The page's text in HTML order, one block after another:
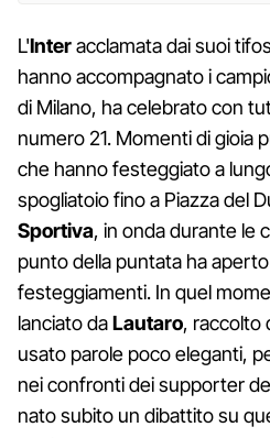
L'Interacclamata dai suoi
hanno accompagnato i
di Milano, ha celebrato con
numero 21. Momenti di gioia
che hanno festeggiato a
spogliatoio fino a Piazza del
Sportiva, in onda durante le
punto della puntata ha
festeggiamenti. In quel
lanciato daLautaro, raccolto
usato parole poco eleganti,
nei confronti dei supporter
nato subito un dibattito su